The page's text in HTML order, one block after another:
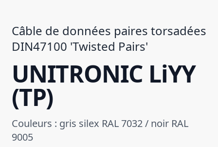
Câble de données paires torsadées
DIN47100 'Twisted Pairs'
UNITRONIC LiYY
(TP)
Couleurs : gris silex RAL 7032 / noir RAL
9005